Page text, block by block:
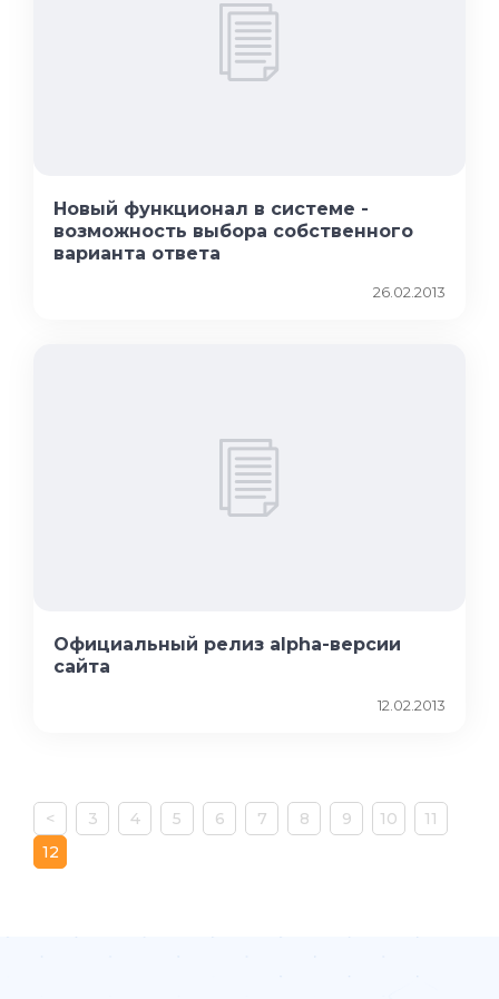
Новый функционал в системе -
возможность выбора собственного
варианта ответа
26.02.2013
Официальный релиз alpha-версии
сайта
12.02.2013
< 3 4 5 6 7 8 9 10
11
12